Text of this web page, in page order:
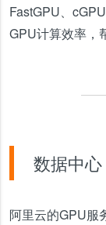
FastGPU、
GPU计算效率，
数据中心
阿里云的GPU服